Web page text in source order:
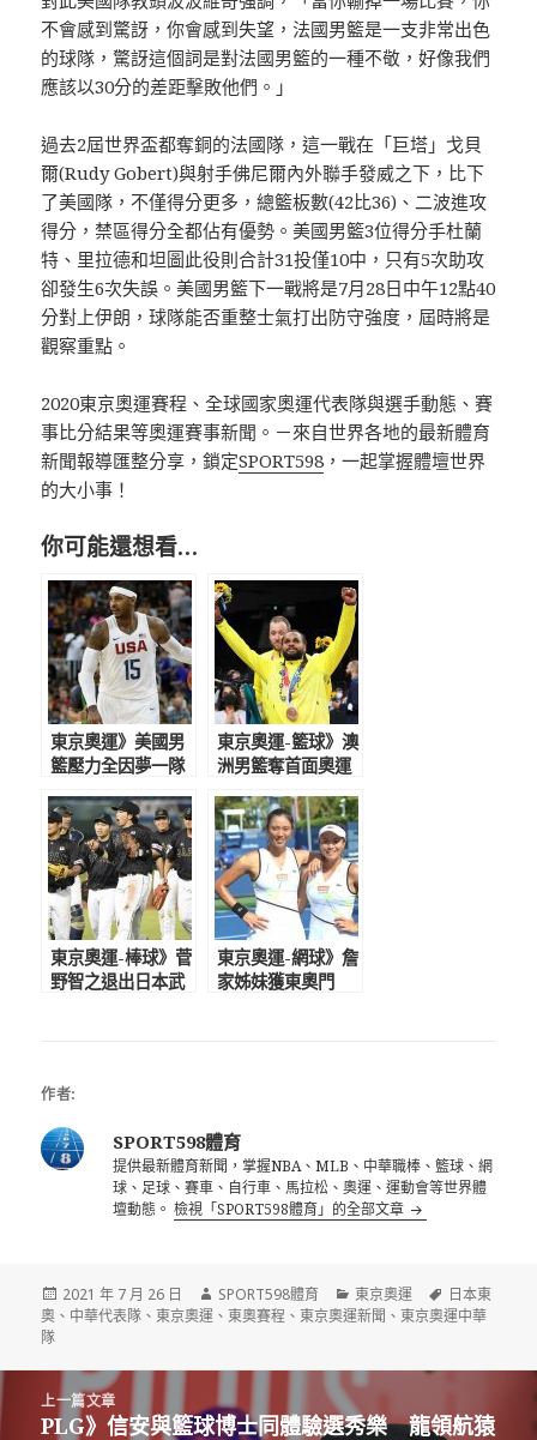
不會感到驚訝，你會感到失望，法國男籃是一支非常出色
的球隊，驚訝這個詞是對法國男籃的一種不敬，好像我們
應該以30分的差距擊敗他們。」
過去2屆世界盃都奪銅的法國隊，這一戰在「巨塔」戈貝
爾(Rudy Gobert)與射手佛尼爾內外聯手發威之下，比下
了美國隊，不僅得分更多，總籃板數(42比36)、二波進攻
得分，禁區得分全都佔有優勢。美國男籃3位得分手杜蘭
特、里拉德和坦圖此役則合計31投僅10中，只有5次助攻
卻發生6次失誤。美國男籃下一戰將是7月28日中午12點40
分對上伊朗，球隊能否重整士氣打出防守強度，屆時將是
觀察重點。
2020東京奧運賽程、全球國家奧運代表隊與選手動態、賽
事比分結果等奧運賽事新聞。－來自世界各地的最新體育
新聞報導匯整分享，鎖定SPORT598 ，一起掌握體壇世界
的大小事！
你可能還想看…
東京奧運》美國男
籃壓力全因夢一隊
要找甜瓜上場支援
東京奧運-籃球》澳
洲男籃奪首面奧運
場均19.6分力壓唐
西奇
東京奧運-棒球》菅
野智之退出日本武
東京奧運-網球》詹
家姊妹獲東奧門
作者:
SPORT598體育
提供最新體育新聞，掌握NBA、MLB、中華職棒、籃球、網
球、足球、賽車、自行車、馬拉松、奧運、運動會等世界體
壇動態。檢視「SPORT598體育」的全部文章
發
佈
2021 年 7 月 26 日
作
者
SPORT598體育
分
類
東京奧運
標
籤
日本東
奧 、 中華代表隊 、東京奧運 、東奧賽程 、東京奧運新聞 、東京奧運中華
隊
上一篇文章
上
PLG》信安與籃球博士同體驗選秀樂 龍領航猿